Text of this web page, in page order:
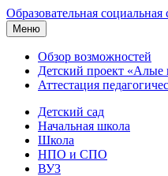
Образовательная социальная
Меню
Обзор возможностей
Детский проект «Алые
Аттестация
Детский сад
Начальная школа
Школа
НПО и СПО
ВУЗ